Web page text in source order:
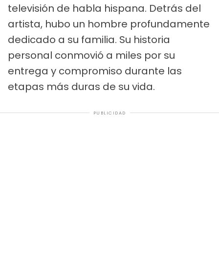
televisión de habla hispana. Detrás del
artista, hubo un hombre profundamente
dedicado a su familia. Su historia
personal conmovió a miles por su
entrega y compromiso durante las
etapas más duras de su vida.
PUBLICIDAD